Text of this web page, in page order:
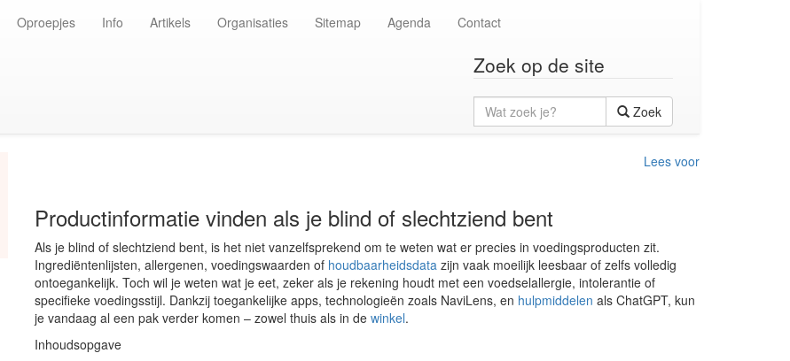
Oproepjes Info Artikels Organisaties Sitemap Agenda Contact
Zoek op de site
Wat
zoek
je?
Zoek
Lees voor
Productinformatie vinden als je blind of slechtziend bent
Als je blind of slechtziend bent, is het niet vanzelfsprekend om te weten wat er precies in voedingsproducten zit.
Ingrediëntenlijsten, allergenen, voedingswaarden of houdbaarheidsdata zijn vaak moeilijk leesbaar of zelfs volledig
ontoegankelijk. Toch wil je weten wat je eet, zeker als je rekening houdt met een voedselallergie, intolerantie of
specifieke voedingsstijl. Dankzij toegankelijke apps, technologieën zoals NaviLens, en hulpmiddelen als ChatGPT, kun
je vandaag al een pak verder komen – zowel thuis als in de winkel.
Inhoudsopgave